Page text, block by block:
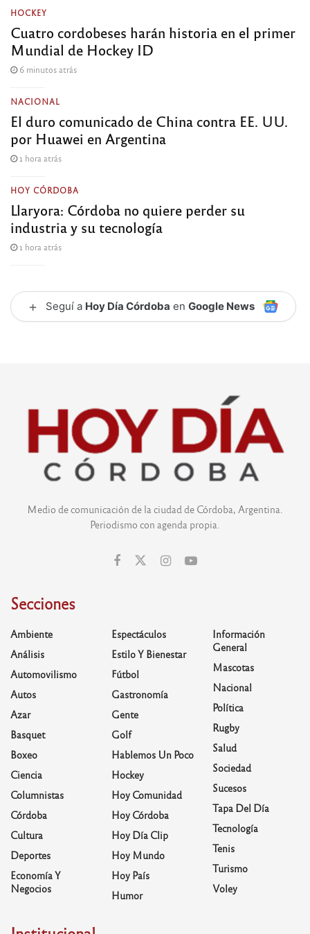
HOCKEY
Cuatro cordobeses harán historia en el primer
Mundial de Hockey ID
6 minutos atrás
NACIONAL
El duro comunicado de China contra EE. UU.
por Huawei en Argentina
1 hora atrás
HOY CÓRDOBA
Llaryora: Córdoba no quiere perder su
industria y su tecnología
1 hora atrás
+ Seguí a Hoy Día Córdoba en Google News
Medio de comunicación de la ciudad de Córdoba, Argentina.
Periodismo con agenda propia.
Secciones
Ambiente
Análisis
Automovilismo
Autos
Azar
Basquet
Boxeo
Ciencia
Columnistas
Córdoba
Cultura
Deportes
Economía Y
Negocios
Espectáculos
Estilo Y Bienestar
Fútbol
Gastronomía
Gente
Golf
Hablemos Un Poco
Hockey
Hoy Comunidad
Hoy Córdoba
Hoy Día Clip
Hoy Mundo
Hoy País
Humor
Información
General
Mascotas
Nacional
Política
Rugby
Salud
Sociedad
Sucesos
Tapa Del Día
Tecnología
Tenis
Turismo
Voley